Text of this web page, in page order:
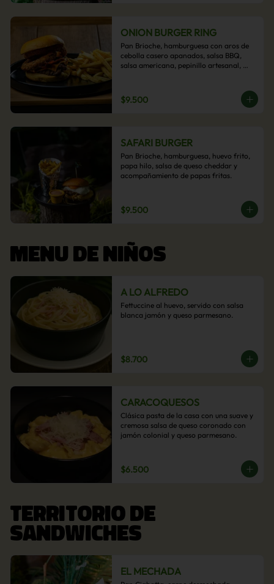
ONION BURGER RING
Pan Brioche, hamburguesa con aros de
cebolla casero apanados, salsa BBQ,
salsa americana, pepinillo artesanal,
papas fritas.
$9.500
SAFARI BURGER
Pan Brioche, hamburguesa, huevo frito,
papa hilo, salsa de queso cheddar y
acompañamiento de papas fritas.
$9.500
MENU DE NIÑOS
A LO ALFREDO
Fettuccine al huevo, servido con salsa
blanca jamón y queso parmesano.
$8.700
CARACOQUESOS
Clásica pasta de la casa con una suave y
cremosa salsa de queso coronado con
jamón colonial y queso parmesano.
$6.500
TERRITORIO DE
SANDWICHES
EL MECHADA